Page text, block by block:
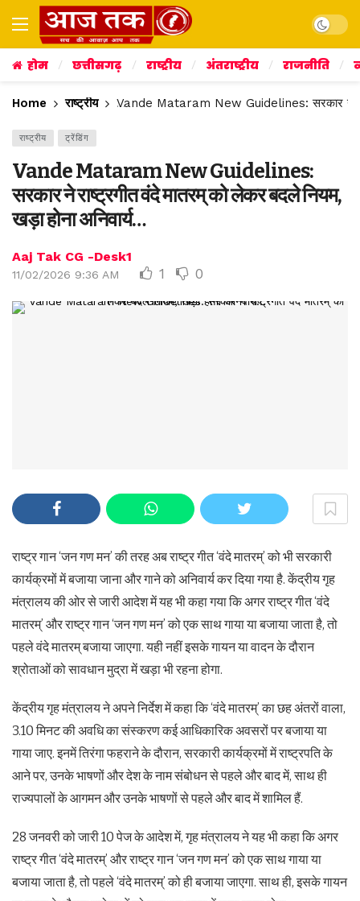
Dark
होम छत्तीसगढ़ राष्ट्रीय अंतराष्ट्रीय राजनीति
Home राष्ट्रीय Vande Mataram New Guidelines: सरकार ने
राष्ट्रीय ट्रेंडिंग
Vande Mataram New Guidelines:
सरकार ने राष्ट्रगीत वंदे मातरम् को लेकर बदले नियम,
खड़ा होना अनिवार्य…
Aaj Tak CG -Desk1
11/02/2026 9:36 AM 1 0
राष्ट्र गान ‘जन गण मन’ की तरह अब राष्ट्र गीत ‘वंदे मातरम्’ को भी सरकारी
कार्यक्रमों में बजाया जाना और गाने को अनिवार्य कर दिया गया है. केंद्रीय गृह
मंत्रालय की ओर से जारी आदेश में यह भी कहा गया कि अगर राष्ट्र गीत ‘वंदे
मातरम्’ और राष्ट्र गान ‘जन गण मन’ को एक साथ गाया या बजाया जाता है, तो
पहले वंदे मातरम् बजाया जाएगा. यही नहीं इसके गायन या वादन के दौरान
श्रोताओं को सावधान मुद्रा में खड़ा भी रहना होगा.
केंद्रीय गृह मंत्रालय ने अपने निर्देश में कहा कि ‘वंदे मातरम्’ का छह अंतरों वाला,
3.10 मिनट की अवधि का संस्करण कई आधिकारिक अवसरों पर बजाया या
गाया जाए. इनमें तिरंगा फहराने के दौरान, सरकारी कार्यक्रमों में राष्ट्रपति के
आने पर, उनके भाषणों और देश के नाम संबोधन से पहले और बाद में, साथ ही
राज्यपालों के आगमन और उनके भाषणों से पहले और बाद में शामिल हैं.
28 जनवरी को जारी 10 पेज के आदेश में, गृह मंत्रालय ने यह भी कहा कि अगर
राष्ट्र गीत ‘वंदे मातरम्’ और राष्ट्र गान ‘जन गण मन’ को एक साथ गाया या
बजाया जाता है, तो पहले ‘वंदे मातरम्’ को ही बजाया जाएगा. साथ ही, इसके गायन